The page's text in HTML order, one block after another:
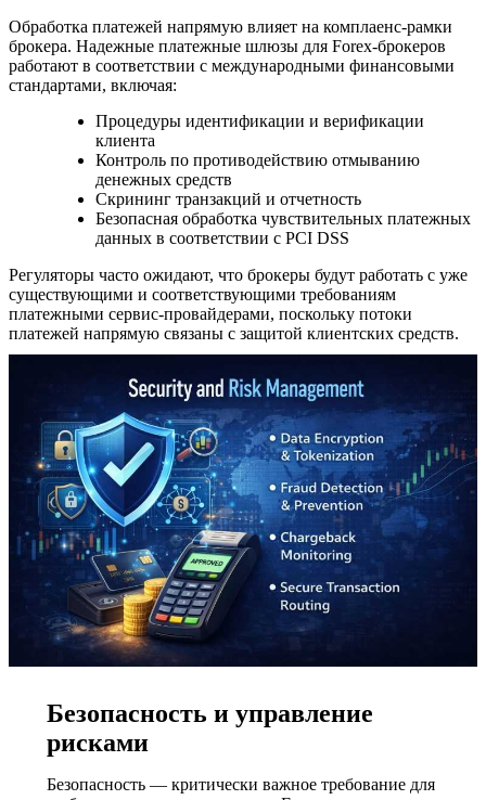
Обработка платежей напрямую влияет на комплаенс-рамки
брокера. Надежные платежные шлюзы для Forex-брокеров
работают в соответствии с международными финансовыми
стандартами, включая:
Процедуры идентификации и верификации
клиента
Контроль по противодействию отмыванию
денежных средств
Скрининг транзакций и отчетность
Безопасная обработка чувствительных платежных
данных в соответствии с PCI DSS
Регуляторы часто ожидают, что брокеры будут работать с уже
существующими и соответствующими требованиям
платежными сервис-провайдерами, поскольку потоки
платежей напрямую связаны с защитой клиентских средств.
Безопасность и управление
рисками
Безопасность — критически важное требование для